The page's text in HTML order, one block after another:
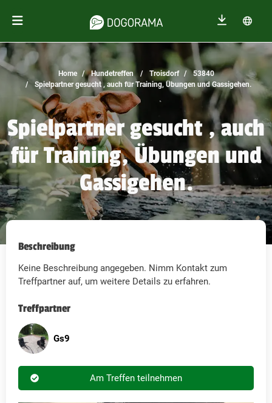
Home Hundetreffen Troisdorf
53840
Spielpartner gesucht , auch für Training, Übungen und Gassigehen.
Spielpartner gesucht , auch
für Training, Übungen und
Gassigehen.
Beschreibung
Keine Beschreibung angegeben. Nimm Kontakt zum
Treffpartner auf, um weitere Details zu erfahren.
Treffpartner
Gs9
Am Treffen teilnehmen